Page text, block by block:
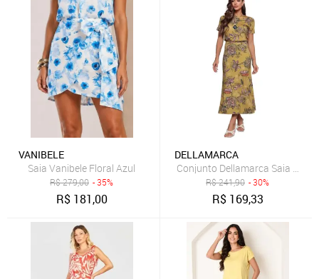
VANIBELE
Saia Vanibele Floral Azul
R$279,00 - 35%
R$ 181,00
DELLAMARCA
Conjunto Dellamarca Saia e
R$241,90 - 30%
R$ 169,33